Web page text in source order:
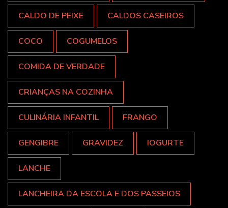
CALDO DE PEIXE CALDOS CASEIROS
COCO COGUMELOS
COMIDA DE VERDADE
CRIANÇAS NA COZINHA
CULINÁRIA INFANTIL FRANGO
GENGIBRE GRAVIDEZ IOGURTE
LANCHE
LANCHEIRA DA ESCOLA E DOS PASSEIOS